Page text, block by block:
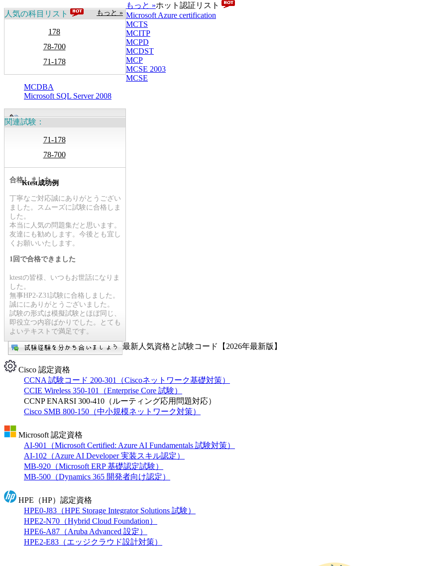
もっと »
人気の科目リスト
178
78-700
71-178
もっと »ホット認証リスト
Microsoft Azure certification
MCTS
MCITP
MCPD
MCDST
MCP
MCSE 2003
MCSE
MCDBA
Microsoft SQL Server 2008
関連試験：
71-178
78-700
Ktest成功例
合格しました
丁寧なご対応誠にありがとうござい
ました。スムーズに試験に合格しま
した。
本当に人気の問題集だと思います。
友達にも勧めします。今後とも宜し
くお願いいたします。
1回で合格できました
ktestの皆様、いつもお世話になりま
した。
無事HP2-Z31試験に合格しました。
誠ににありがとうございました。
試験の形式は模擬試験とほぼ同じ、
即役立つ内容ばかりでした。とても
よいテキストで満足です。
最新人気資格と試験コード【2026年最新版】
Cisco 認定資格
CCNA 試験コード 200-301（Ciscoネットワーク基礎対策）
CCIE Wireless 350-101（Enterprise Core 試験）
CCNP ENARSI 300-410（ルーティング応用問題対応）
Cisco SMB 800-150（中小規模ネットワーク対策）
Microsoft 認定資格
AI-901（Microsoft Certified: Azure AI Fundamentals 試験対策）
AI-102（Azure AI Developer 実装スキル認定）
MB-920（Microsoft ERP 基礎認定試験）
MB-500（Dynamics 365 開発者向け認定）
HPE（HP）認定資格
HPE0-J83（HPE Storage Integrator Solutions 試験）
HPE2-N70（Hybrid Cloud Foundation）
HPE6-A87（Aruba Advanced 設定）
HPE2-E83（エッジクラウド設計対策）